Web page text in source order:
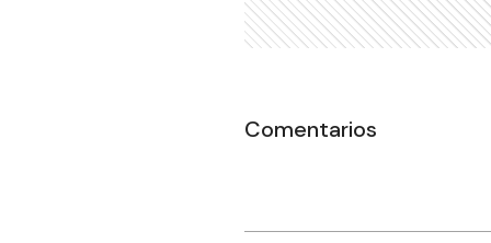
Comentarios